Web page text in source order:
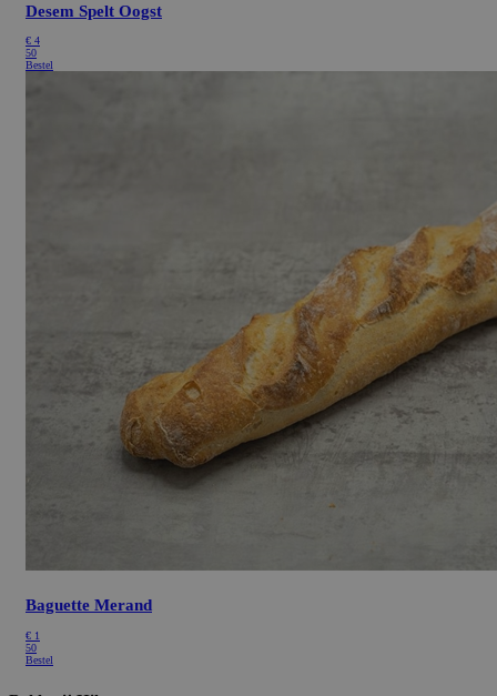
Desem Spelt Oogst
€ 4
50
Bestel
Baguette Merand
€ 1
50
Bestel